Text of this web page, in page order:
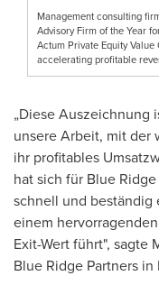
Management consulting
Advisory Firm of the Year
Actum Private Equity
accelerating profitable
„Diese Auszeichnung
unsere Arbeit, mit der
ihr profitables
hat sich für Blue
schnell und beständig
einem
Exit-Wert führt", sagte
Blue Ridge Partners in